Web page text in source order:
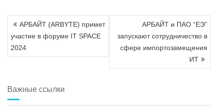
Навигация
записям
АРБАЙТ (ARBYTE) примет
участие в форуме IT SPACE
2024
АРБАЙТ и ПАО “ЕЭ”
запускают сотрудничество в
сфере импортозамещения
ИТ
Важные ссылки